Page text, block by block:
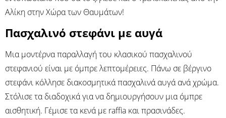
Αλίκη στην Χώρα των Θαυμάτων!
Πασχαλινό στεφάνι με αυγά
Μια μοντέρνα παραλλαγή του κλασικού πασχαλινού
στεφανιού είναι με όμπρε λεπτομέρειες. Πάνω σε βέργινο
στεφάνι κόλλησε διακοσμητικά πασχαλινά αυγά ανά χρώμα.
Στόλισε τα διαδοχικά για να δημιουργήσουν μια όμπρε
αισθητική. Γέμισε τα κενά με raffia και πρασινάδες.